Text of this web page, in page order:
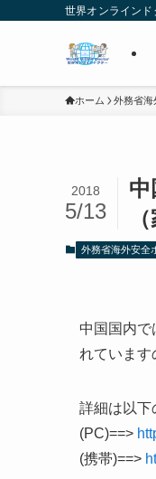
世界オンラインド
ホーム 外務省海
2018
5/13
外務省海外安全
中国国内で
れています
詳細は以下
(PC)==>
(携帯)==>